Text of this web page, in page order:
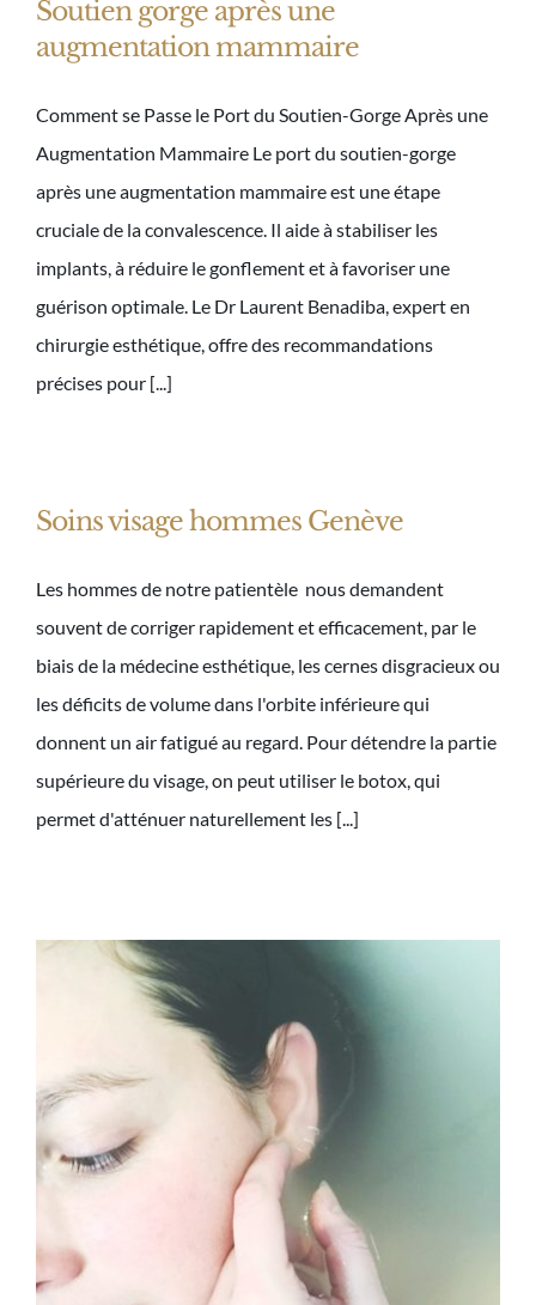
Soutien gorge après une
augmentation mammaire
Comment se Passe le Port du Soutien-Gorge Après une
Augmentation Mammaire Le port du soutien-gorge
après une augmentation mammaire est une étape
cruciale de la convalescence. Il aide à stabiliser les
implants, à réduire le gonflement et à favoriser une
guérison optimale. Le Dr Laurent Benadiba, expert en
chirurgie esthétique, offre des recommandations
précises pour [...]
Soins visage hommes Genève
Les hommes de notre patientèle nous demandent
souvent de corriger rapidement et efficacement, par le
biais de la médecine esthétique, les cernes disgracieux ou
les déficits de volume dans l'orbite inférieure qui
donnent un air fatigué au regard. Pour détendre la partie
supérieure du visage, on peut utiliser le botox, qui
permet d'atténuer naturellement les [...]